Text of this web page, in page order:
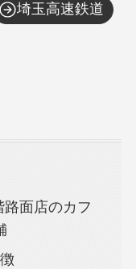
埼玉高速鉄道
路面店のカフ